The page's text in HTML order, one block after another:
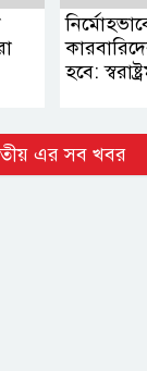
হবে:
এর সব খবর